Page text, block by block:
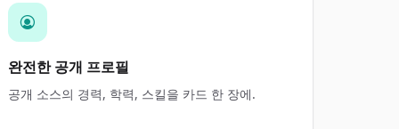
완전한 공개 프로필
공개 소스의 경력, 학력, 스킬을 카드 한 장에.